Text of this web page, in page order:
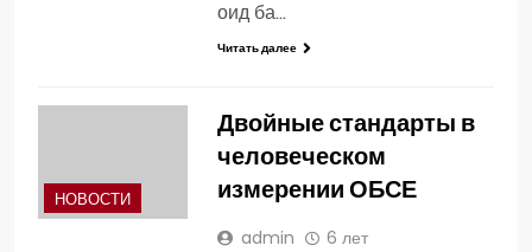
оид ба…
Читать далее
НОВОСТИ
Двойные стандарты в
человеческом
измерении ОБСЕ
admin
6 лет